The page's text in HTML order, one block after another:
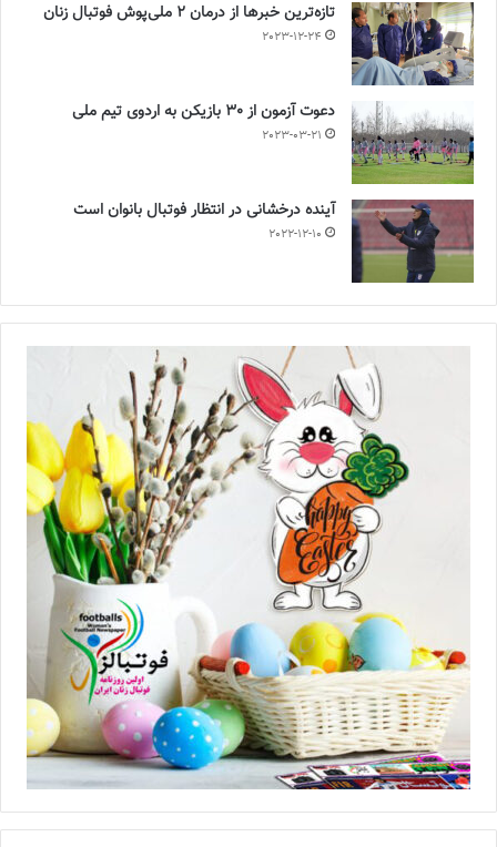
تازه‌ترین خبرها از درمان ۲ ملی‌پوش فوتبال زنان
2023-12-24
دعوت آزمون از 30 بازیکن به اردوی تیم ملی
2023-03-21
آینده درخشانی در انتظار فوتبال بانوان است
2022-12-10